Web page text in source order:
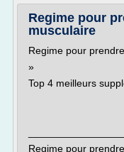
Regime pour
musculaire
Regime pour
»
Top 4 meilleurs
Regime pour